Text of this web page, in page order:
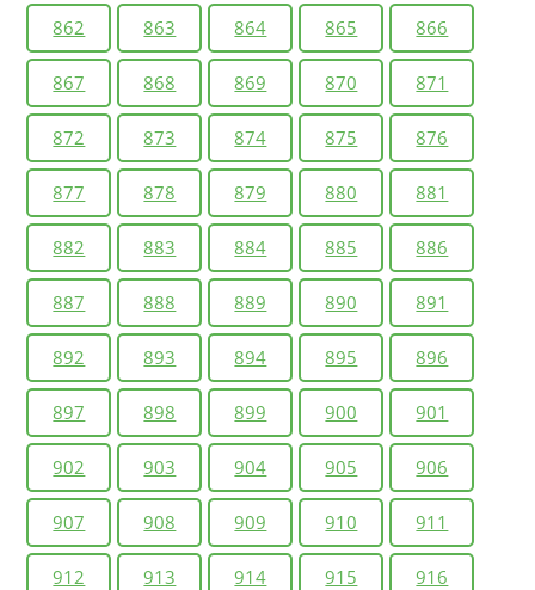
862 863 864 865 866
867 868 869 870 871
872 873 874 875 876
877 878 879 880 881
882 883 884 885 886
887 888 889 890 891
892 893 894 895 896
897 898 899 900 901
902 903 904 905 906
907 908 909 910 911
912 913 914 915 916